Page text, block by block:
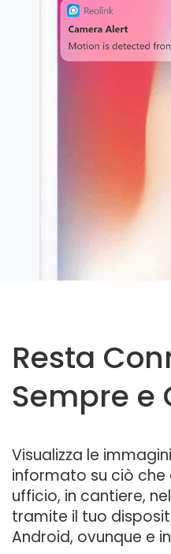
Resta
Sempre e
Visualizza le
informato su ciò che
ufficio, in cantiere,
tramite il tuo
Android, ovunque e